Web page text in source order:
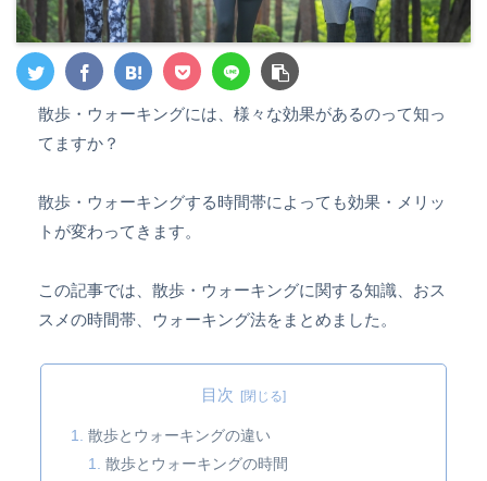
散歩・ウォーキングには、様々な効果があるのって知っ
てますか？
散歩・ウォーキングする時間帯によっても効果・メリッ
トが変わってきます。
この記事では、散歩・ウォーキングに関する知識、おス
スメの時間帯、ウォーキング法をまとめました。
目次
散歩とウォーキングの違い
散歩とウォーキングの時間